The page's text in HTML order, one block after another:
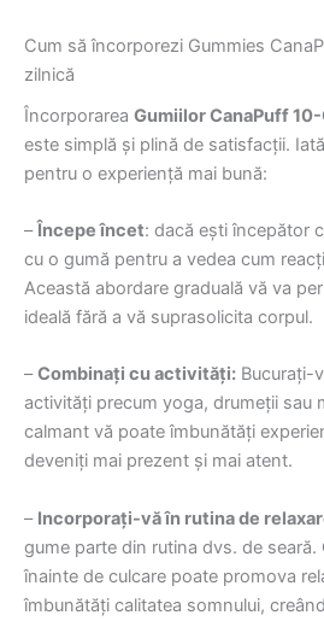
Cum să încorporezi Gummies
zilnică
Încorporarea Gumiilor CanaPuff 10-
este simplă și plină de satisfacții.
pentru o experiență mai bună:
–Începe încet: dacă ești începător
cu o gumă pentru a vedea cum
Această abordare graduală vă va
ideală fără a vă suprasolicita corpul.
–Combinați cu activități: Bucurați-
activități precum yoga, drumeții sau
calmant vă poate îmbunătăți
deveniți mai prezent și mai atent.
– Incorporați-vă în rutina de
gume parte din rutina dvs. de seară.
înainte de culcare poate promova
îmbunătăți calitatea somnului,